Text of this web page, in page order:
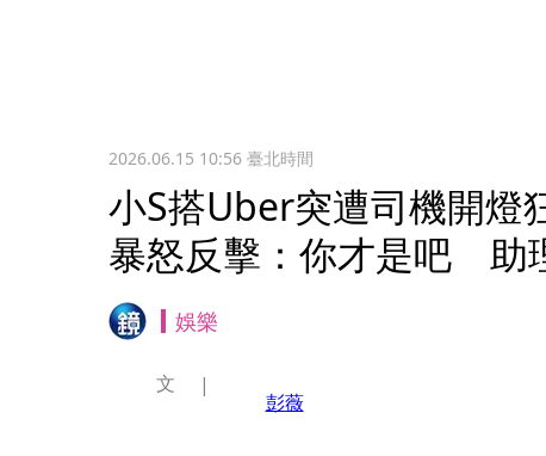
2026.06.15 10:56臺北時間
小S搭Uber突遭司機開燈
暴怒反擊：你才是吧 助
娛樂
文
彭薇